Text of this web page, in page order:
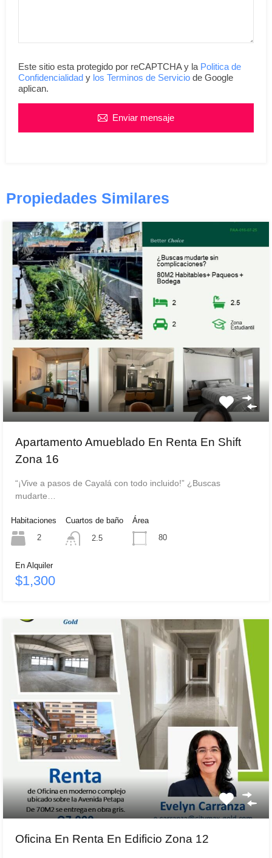
Este sitio esta protegido por reCAPTCHA y la Politica de
Confidencialidad y los Terminos de Servicio de Google
aplican.
Enviar mensaje
Propiedades Similares
Apartamento Amueblado En Renta En Shift
Zona 16
“¡Vive a pasos de Cayalá con todo incluido!” ¿Buscas
mudarte…
Habitaciones
2
Cuartos de baño
2.5
Área
80
En Alquiler
$1,300
Oficina En Renta En Edificio Zona 12